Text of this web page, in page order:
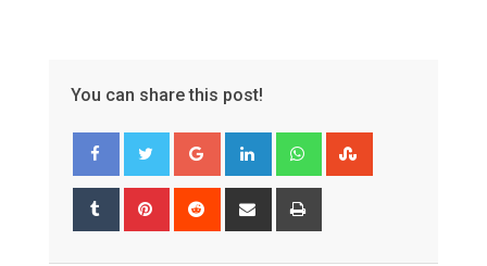
You can share this post!
Google+ LinkedIn Whatsapp
Tumblr Pinterest Reddit
Share